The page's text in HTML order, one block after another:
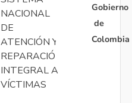
NACIONAL
DE
ATENCIÓN Y
REPARACIÓN
INTEGRAL A
VÍCTIMAS
Gobierno
de
Colombia